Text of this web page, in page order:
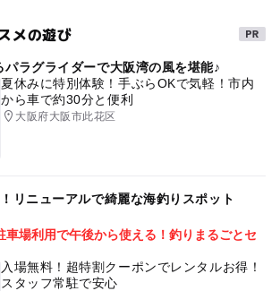
駅
ー前駅
を利用
時、紙幣は千円札しか使用できません。
メの遊び
ラグライダーで大阪湾の風を堪能♪
夏休みに特別体験！手ぶらOKで気軽！市内
から車で約30分と便利
大阪府大阪市此花区
リニューアルで綺麗な海釣りスポット
車場利用で午後から使える！釣りまるごとセ
入場無料！超特割クーポンでレンタルお得！
スタッフ常駐で安心